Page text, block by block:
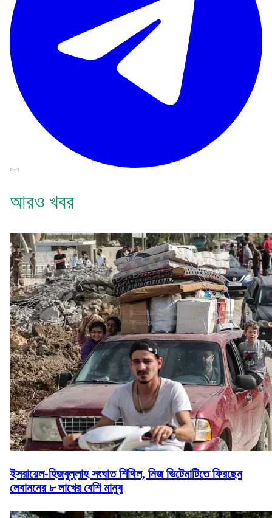
আরও খবর
ইসরায়েল-হিজবুল্লাহ সংঘাত শিথিল, নিজ ভিটেমাটিতে ফিরছেন
লেবাননের ৮ লাখের বেশি মানুষ